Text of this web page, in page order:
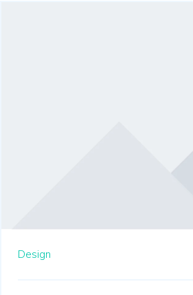
Design